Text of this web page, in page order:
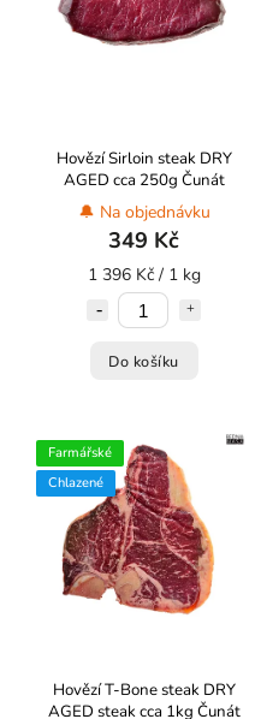
Hovězí Sirloin steak DRY
AGED cca 250g Čunát
🔔 Na objednávku
349 Kč
1 396 Kč / 1 kg
Do košíku
Farmářské
Chlazené
Hovězí T-Bone steak DRY
AGED steak cca 1kg Čunát